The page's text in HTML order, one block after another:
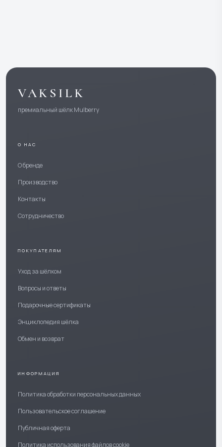
VAKSILK
премиальный шёлк Mulberry
О НАС
О бренде
Производство
Контакты
Сотрудничество
ПОКУПАТЕЛЯМ
Уход за шёлком
Вопросы и ответы
Подарочные сертификаты
Энциклопедия шёлка
Обмен и возврат
ИНФОРМАЦИЯ
Политика обработки персональных данных
Пользовательское соглашение
Публичная оферта
Политика использования файлов cookie